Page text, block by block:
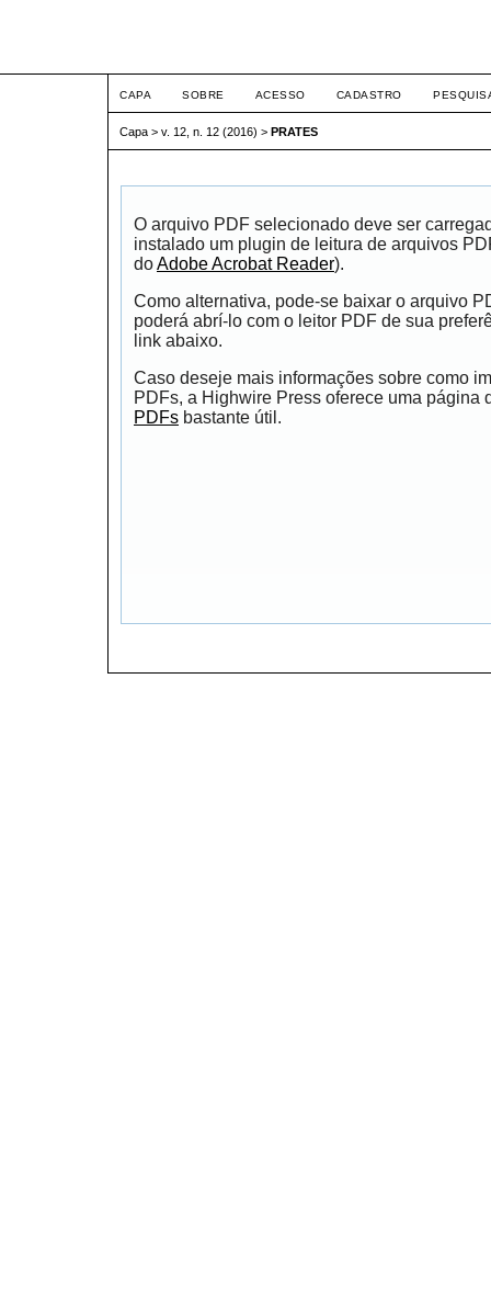
CAPA SOBRE ACESSO CADASTRO
Capa > v. 12, n. 12 (2016) > PRATES
O arquivo PDF selecionado deve ser
instalado um plugin de leitura de arquivos
doAdobe Acrobat Reader).
Como alternativa, pode-se baixar o arquivo
poderá abrí-lo com o leitor PDF de sua
link abaixo.
Caso deseje mais informações sobre como
PDFs, a Highwire Press oferece uma página
PDFs bastante útil.